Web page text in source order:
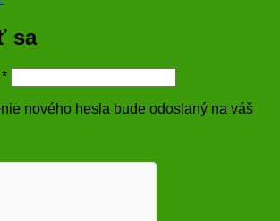
sa
*Povinné
nového hesla bude odoslaný na váš